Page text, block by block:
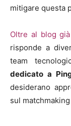
mitigare questa
Oltre al blog
risponde a
team
dedicato a
desiderano
sul